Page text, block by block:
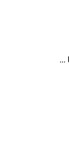
...